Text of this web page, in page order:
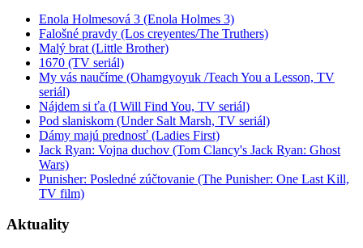
Enola Holmesová 3 (Enola Holmes 3)
Falošné pravdy (Los creyentes/The Truthers)
Malý brat (Little Brother)
1670 (TV seriál)
My vás naučíme (Ohamgyoyuk /Teach You a Lesson, TV
seriál)
Nájdem si ťa (I Will Find You, TV seriál)
Pod slaniskom (Under Salt Marsh, TV seriál)
Dámy majú prednosť (Ladies First)
Jack Ryan: Vojna duchov (Tom Clancy's Jack Ryan: Ghost
Wars)
Punisher: Posledné zúčtovanie (The Punisher: One Last Kill,
TV film)
Aktuality